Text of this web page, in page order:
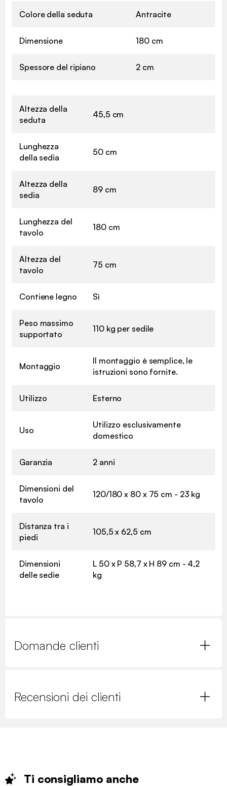
Colore della seduta Antracite
Dimensione 180 cm
Spessore del ripiano 2 cm
Altezza della
seduta
45,5 cm
Lunghezza
della sedia
50 cm
Altezza della
sedia
89 cm
Lunghezza del
tavolo
180 cm
Altezza del
tavolo
75 cm
Contiene legno Sì
Peso massimo
supportato
110 kg per sedile
Montaggio
Il montaggio è semplice, le
istruzioni sono fornite.
Utilizzo Esterno
Uso
Utilizzo esclusivamente
domestico
Garanzia 2 anni
Dimensioni del
tavolo
120/180 x 80 x 75 cm - 23 kg
Distanza tra i
piedi
105,5 x 62,5 cm
Dimensioni
delle sedie
L 50 x P 58,7 x H 89 cm - 4,2
kg
Domande clienti
Recensioni dei clienti
Ti consigliamo anche